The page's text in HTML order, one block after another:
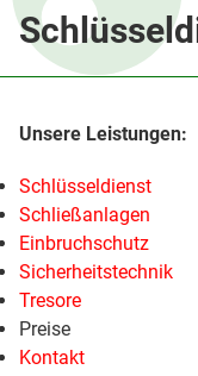
Schlüsseldienst
Schließanlagen
Einbruchschutz
Sicherheitstechnik
Tresore
Preise
Kontakt